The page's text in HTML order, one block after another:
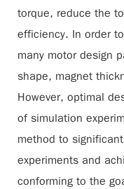
torque, reduce the
efficiency. In order
many motor design
shape, magnet
However, optimal
of simulation
method to
experiments and
conforming to the